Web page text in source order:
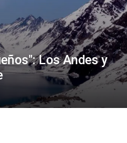
Los Andes y